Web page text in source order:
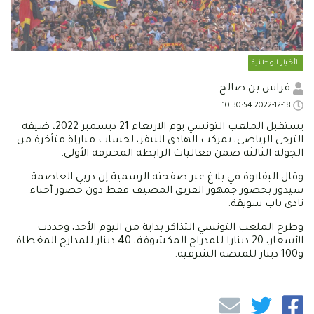
الأخبار الوطنية
فراس بن صالح
يستقبل الملعب التونسي يوم الاربعاء 21 ديسمبر 2022، ضيفه
الترجي الرياضي، بمركب الهادي النيفر، لحساب مباراة متأخرة من
الجولة الثالثة ضمن فعاليات الرابطة المحترفة الأولى.
وقال البقلاوة في بلاغ عبر صفحته الرسمية إن دربي العاصمة
سيدور بحضور جمهور الفريق المضيف فقط دون حضور أحباء
نادي باب سويقة.
وطرح الملعب التونسي التذاكر بداية من اليوم الأحد، وحددت
الأسعار، 20 دينارا للمدراج المكشوفة، 40 دينار للمدارج المغطاة
و100 دينار للمنصة الشرفية.